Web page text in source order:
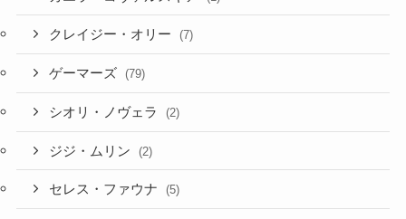
クレイジー・オリー (7)
ゲーマーズ (79)
シオリ・ノヴェラ (2)
ジジ・ムリン (2)
セレス・ファウナ (5)